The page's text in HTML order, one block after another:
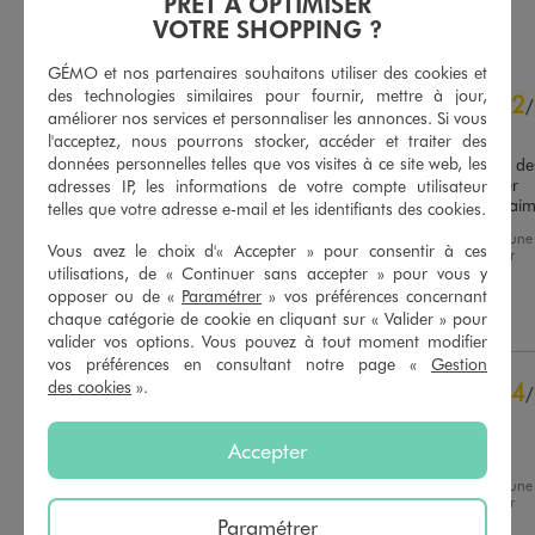
AJOUTERAU PANIER AJOUTER
4.3/5
Basé sur
Voir tous les avis sur ce site
étoiles
5
4étoiles
1
3étoiles
1
2étoiles
2/
Avis vérifié et récompensé
alor j'avais acheter comme
bote noir il se sont decouler
carrément de la semelle
, suite à une
expérience du05/02/2026
par
Abdellatif K.
Utile(0) Signaler
4/
Avis du19/01/2026 , suite à une
expérience du24/12/2025
par
VOTRE SHOPPING ?
GÉMO et nos partenaires souhaitons utiliser des cookies et
des technologies similaires pour fournir, mettre à jour,
améliorer nos services et personnaliser les annonces. Si vous
l'acceptez, nous pourrons stocker, accéder et traiter des
données personnelles telles que vos visites à ce site web, les
adresses IP, les informations de votre compte utilisateur
telles que votre adresse e-mail et les identifiants des cookies.
Vous avez le choix d'« Accepter » pour consentir à ces
utilisations, de « Continuer sans accepter » pour vous y
opposer ou de « Paramétrer » vos préférences concernant
chaque catégorie de cookie en cliquant sur « Valider » pour
valider vos options. Vous pouvez à tout moment modifier
vos préférences en consultant notre page « Gestion
des cookies ».
Accepter
Paramétrer